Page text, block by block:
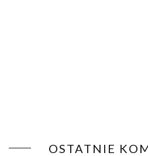
OSTATNIE